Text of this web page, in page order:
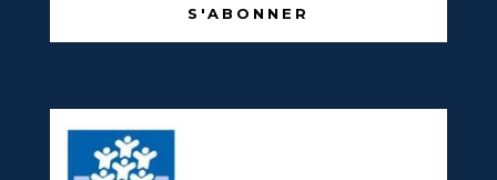
S'ABONNER